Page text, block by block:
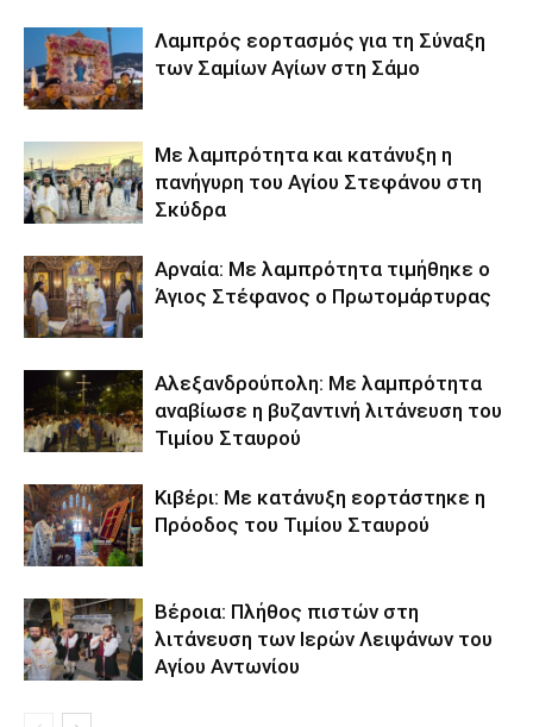
Λαμπρός εορτασμός για τη Σύναξη
των Σαμίων Αγίων στη Σάμο
Με λαμπρότητα και κατάνυξη η
πανήγυρη του Αγίου Στεφάνου στη
Σκύδρα
Αρναία: Με λαμπρότητα τιμήθηκε ο
Άγιος Στέφανος ο Πρωτομάρτυρας
Αλεξανδρούπολη: Με λαμπρότητα
αναβίωσε η βυζαντινή λιτάνευση του
Τιμίου Σταυρού
Κιβέρι: Με κατάνυξη εορτάστηκε η
Πρόοδος του Τιμίου Σταυρού
Βέροια: Πλήθος πιστών στη
λιτάνευση των Ιερών Λειψάνων του
Αγίου Αντωνίου